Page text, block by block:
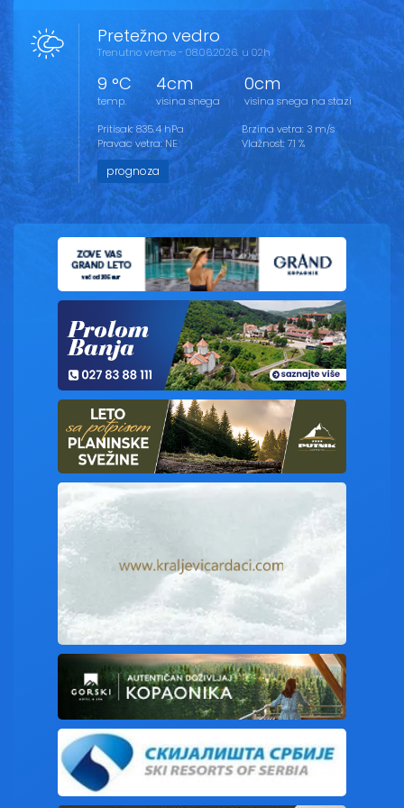
Pretežno vedro
Trenutno vreme - 08.06.2026. u 02h
9 °C
temp.
4cm
visina snega
0cm
visina snega na stazi
Pritisak: 835.4 hPa
Pravac vetra: NE
Brzina vetra: 3 m/s
Vlažnost: 71 %
prognoza